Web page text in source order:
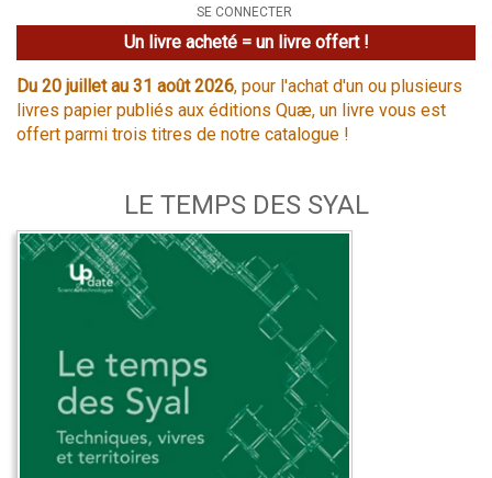
SE CONNECTER
Un livre acheté = un livre offert !
Du 20 juillet au 31 août 2026, pour l'achat d'un ou plusieurs
livres papier publiés aux éditions Quæ, un livre vous est
offert parmi trois titres de notre catalogue !
LE TEMPS DES SYAL